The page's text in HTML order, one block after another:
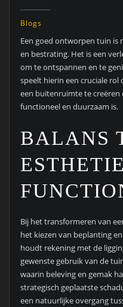
Blogs
Een goed ontworpen tuin is
en bestrating. Het is een
om te ontspannen en te
speelt hierin een cruciale
een buitenruimte te
functioneel en duurzaam is.
BALANS
Bij het transformeren van
het kiezen van beplanting
houdt rekening met de
gewenste gebruik van de
waarin beleving en gemak
strategisch geplaatste
een natuurlijke overgang